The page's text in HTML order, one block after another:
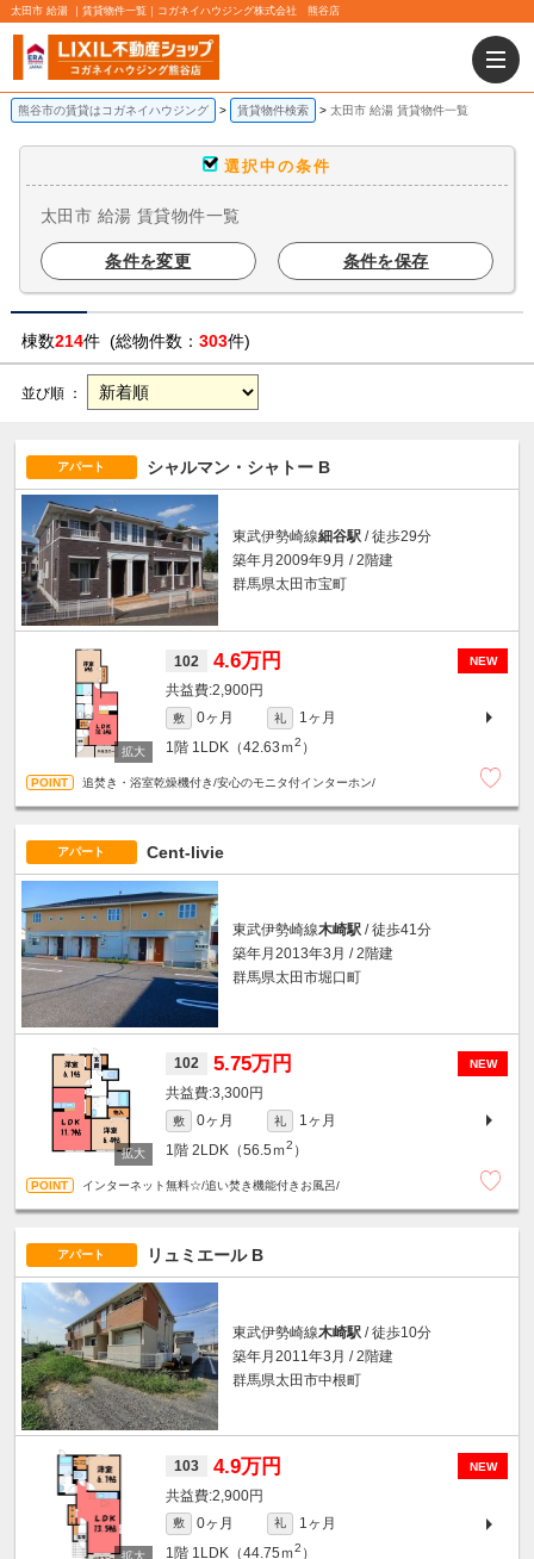
太田市 給湯 ｜賃貸物件一覧｜コガネイハウジング株式会社 熊谷店
熊谷市の賃貸はコガネイハウジング 賃貸物件検索 太田市 給湯 賃貸物件一覧
選択中の条件
太田市 給湯 賃貸物件一覧
条件を変更 条件を保存
棟数214件 (総物件数： 303件)
並び順 ：
アパート シャルマン・シャトー B
東武伊勢崎線細谷駅 / 徒歩29分
築年月2009年9月 / 2階建
群馬県太田市宝町
NEW
102 4.6万円
2,900円
敷 0ヶ月 礼
1ヶ月
1階 1LDK（42.63ｍ2 ）
追焚き・浴室乾燥機付き/安心のモニタ付インターホン/
アパート Cent-livie
東武伊勢崎線木崎駅 / 徒歩41分
築年月2013年3月 / 2階建
群馬県太田市堀口町
NEW
102 5.75万円
3,300円
敷 0ヶ月 礼
1ヶ月
1階 2LDK（56.5ｍ2 ）
インターネット無料☆/追い焚き機能付きお風呂/
アパート リュミエール B
東武伊勢崎線木崎駅 / 徒歩10分
築年月2011年3月 / 2階建
群馬県太田市中根町
NEW
103 4.9万円
2,900円
敷 0ヶ月 礼
1ヶ月
1階 1LDK（44.75ｍ2 ）